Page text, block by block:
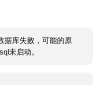
据库失败，可能的原
未启动。